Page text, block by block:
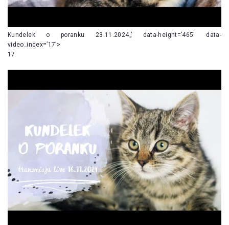
Kundelek o poranku 23.11.2024„’ data-height=’465′ data-
video_index=’17’>
17